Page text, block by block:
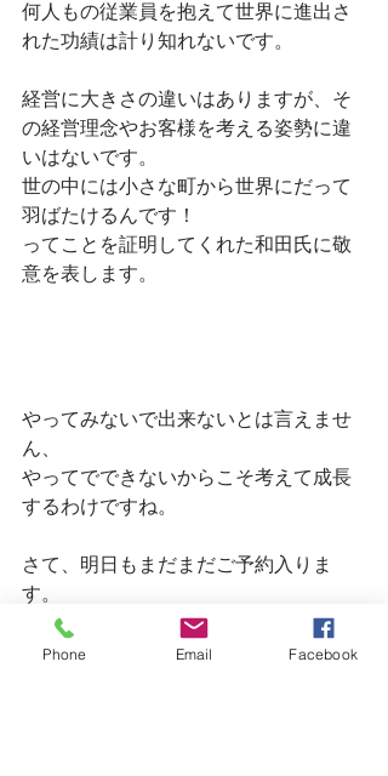
何人もの従業員を抱えて世界に進出さ
れた功績は計り知れないです。
経営に大きさの違いはありますが、そ
の経営理念やお客様を考える姿勢に違
いはないです。
世の中には小さな町から世界にだって
羽ばたけるんです！
ってことを証明してくれた和田氏に敬
意を表します。
やってみないで出来ないとは言えませ
ん、
やってでできないからこそ考えて成長
するわけですね。
さて、明日もまだまだご予約入りま
す。
皆様のご来店を心からお待ちしてます
(*^^*)
Phone Email Facebook